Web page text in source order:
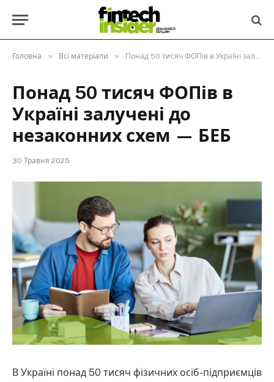
Головна » Всі матеріали » Понад 50 тисяч ФОПів в Україні залучені до незаконних схем — БЕБ
Понад 50 тисяч ФОПів в
Україні залучені до
незаконних схем — БЕБ
30 Травня 2025
В Україні понад 50 тисяч фізичних осіб-підприємців